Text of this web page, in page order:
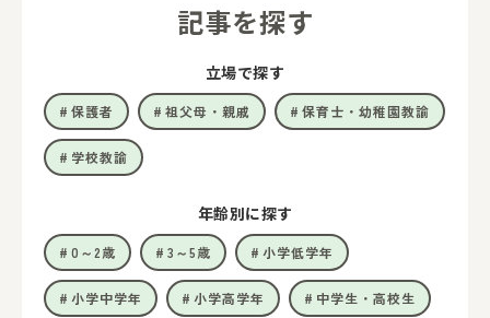
記事を探す
立場で探す
保護者 祖父母・親戚 保育士・幼稚園教諭
学校教諭
年齢別に探す
0～2歳 3～5歳 小学低学年
小学中学年 小学高学年 中学生・高校生